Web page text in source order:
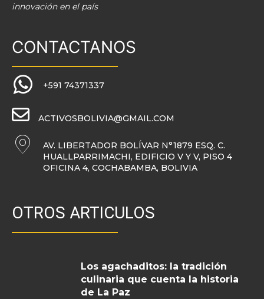
innovación en el país
CONTACTANOS
+591 74371337
ACTIVOSBOLIVIA@GMAIL.COM
AV. LIBERTADOR BOLÍVAR N°1879 ESQ. C.
HUALLPARRIMACHI, EDIFICIO V Y V, PISO 4
OFICINA 4, COCHABAMBA, BOLIVIA
OTROS ARTICULOS
Los agachaditos: la tradición
culinaria que cuenta la historia
de La Paz